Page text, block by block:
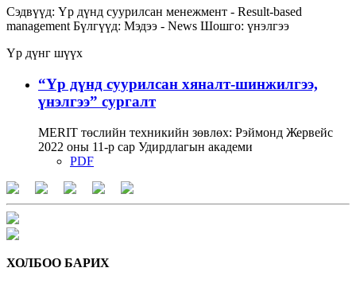
Сэдвүүд: Үр дүнд суурилсан менежмент - Result-based
management Бүлгүүд: Мэдээ - News Шошго: үнэлгээ
Үр дүнг шүүх
“Үр дүнд суурилсан хяналт-шинжилгээ,
үнэлгээ” сургалт
MERIT төслийн техникийн зөвлөх: Рэймонд Жервейс
2022 оны 11-р сар Удирдлагын академи
PDF
ХОЛБОО БАРИХ